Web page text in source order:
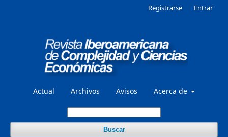
Actual Archivos Avisos Acerca de
Buscar
Registrarse Entrar